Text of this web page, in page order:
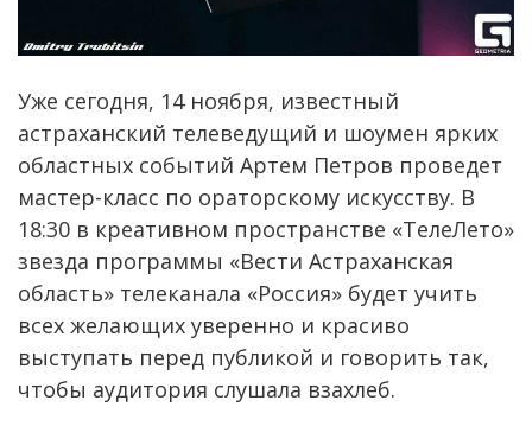
Уже сегодня, 14 ноября, известный
астраханский телеведущий и шоумен ярких
областных событий Артем Петров проведет
мастер-класс по ораторскому искусству. В
18:30 в креативном пространстве «ТелеЛето»
звезда программы «Вести Астраханская
область» телеканала «Россия» будет учить
всех желающих уверенно и красиво
выступать перед публикой и говорить так,
чтобы аудитория слушала взахлеб.